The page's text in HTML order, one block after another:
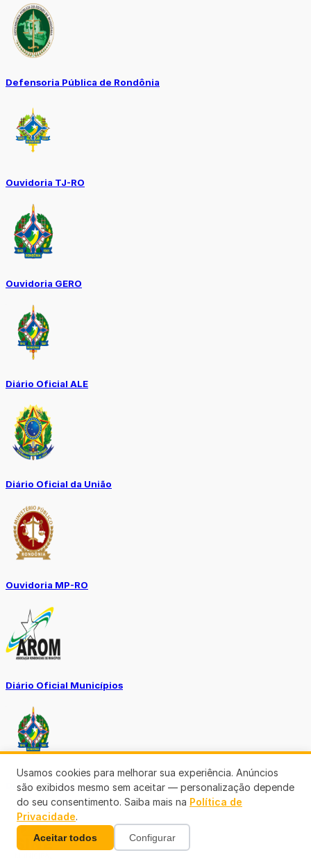
Defensoria Pública de Rondônia
Ouvidoria TJ-RO
Ouvidoria GERO
Diário Oficial ALE
Diário Oficial da União
Ouvidoria MP-RO
Diário Oficial Municípios
Diario Oficial Justiça
Usamos cookies para melhorar sua experiência. Anúncios
são exibidos mesmo sem aceitar — personalização depende
do seu consentimento. Saiba mais na Política de
Privacidade.
Aceitar todos Configurar